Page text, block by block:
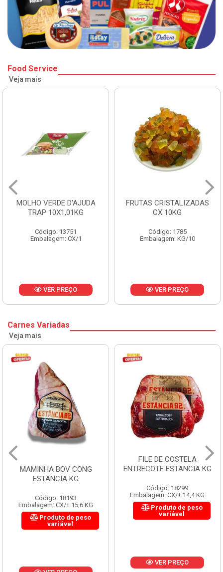
Food Service
Veja mais
FRUTAS CRISTALIZADAS
CX 10KG
Código: 1785
Embalagem: KG/10
VER PREÇO
MARGARINA PRIMOR
Código: 1801
Embalagem: BD/1
VER PREÇO
Carnes Variadas
Veja mais
MAMINHA BOV CONG
Código: 18193
Embalagem: CX/± 15,6 KG
Produto de peso
variável
FILE DE COSTELA
Código: 18299
Embalagem: CX/± 14,4 KG
Produto de peso
variável
VER PREÇO